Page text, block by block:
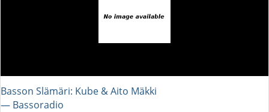
Basson Slämäri: Kube & Aito Mäkki
― Bassoradio